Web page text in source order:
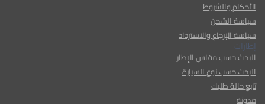
الأحكام والشروط
سياسة الشحن
سياسة الإرجاع والاسترداد
إطارات
البحث حسب مقاس الإطار
البحث حسب نوع السيارة
تابع حالة طلبك
مدونة